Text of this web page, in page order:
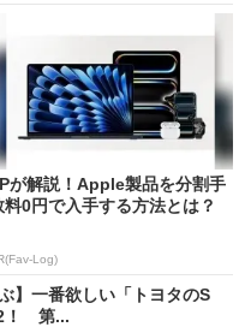
が解説！Apple製品を分割手
料0円で入手する方法とは？
Log)
】一番欲しい「トヨタのS
！ 第...